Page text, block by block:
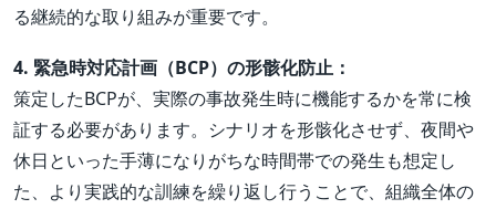
る継続的な取り組みが重要です。
4. 緊急時対応計画（BCP）の形骸化防止：
策定したBCPが、実際の事故発生時に機能するかを常に検
証する必要があります。シナリオを形骸化させず、夜間や
休日といった手薄になりがちな時間帯での発生も想定し
た、より実践的な訓練を繰り返し行うことで、組織全体の